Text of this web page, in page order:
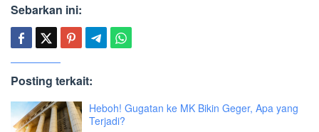
Sebarkan ini:
Posting terkait:
Heboh! Gugatan ke MK Bikin Geger, Apa yang
Terjadi?